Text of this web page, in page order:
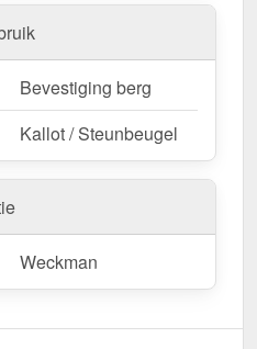
Bevestiging berg
Kallot / Steunbeugel
Weckman